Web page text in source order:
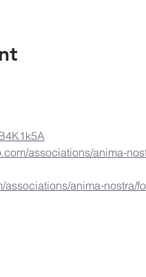
associations/anima-
anima-nostra/